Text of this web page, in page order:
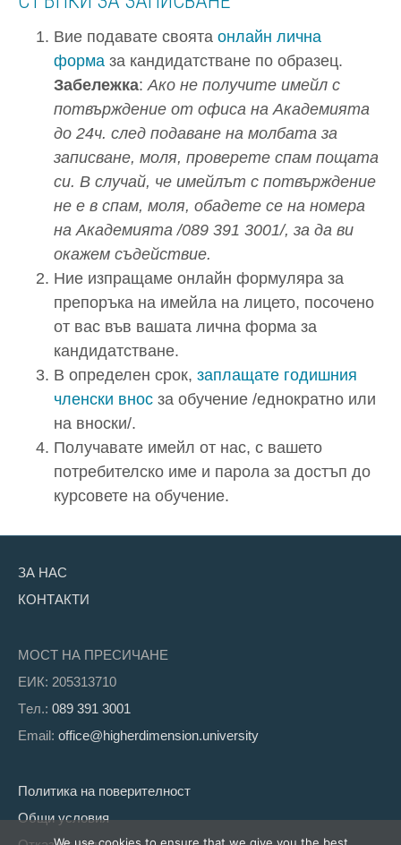
Вие подавате своята онлайн лична
форма за кандидатстване по образец.
Забележка: Ако не получите имейл с
потвърждение от офиса на Академията
до 24ч. след подаване на молбата за
записване, моля, проверете спам пощата
си. В случай, че имeйлът с потвърждение
не е в спам, моля, обадете се на номера
на Академията /089 391 3001/, за да ви
окажем съдействие.
Ние изпращаме онлайн формуляра за
препоръка на имейла на лицето, посочено
от вас във вашата лична форма за
кандидатстване.
В определен срок, заплащате годишния
членски внос за обучение /еднократно или
на вноски/.
Получавате имейл от нас, с вашето
потребителско име и парола за достъп до
курсовете на обучение.
ЗА НАС
КОНТАКТИ
МОСТ НА ПРЕСИЧАНЕ
ЕИК: 205313710
Tел.: 089 391 3001
Email: office@higherdimension.university
Политика на поверителност
Общи условия